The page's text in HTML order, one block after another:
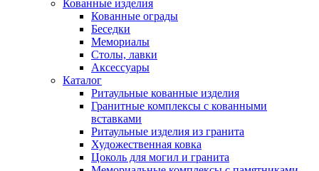
Кованные изделия
Кованные ограды
Беседки
Мемориалы
Столы, лавки
Аксессуары
Каталог
Ритаульные кованные изделия
Гранитные комплексы с кованными
вставками
Ритаульные изделия из гранита
Художественная ковка
Цоколь для могил и гранита